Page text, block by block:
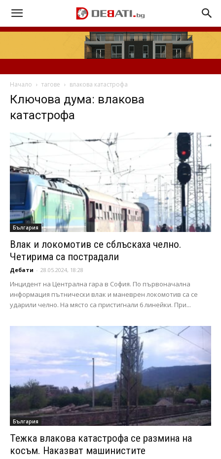
Начало тагове влакова катастрофа
Ключова дума: влакова
катастрофа
България
Влак и локомотив се сблъскаха челно.
Четирима са пострадали
Дебати - 28.05.2024, 18:28
Инцидент на Централна гара в София. По първоначална
информация пътнически влак и маневрен локомотив са се
ударили челно. На място са пристигнали 6 линейки. При...
България
Тежка влакова катастрофа се размина на
косъм. Наказват машинистите